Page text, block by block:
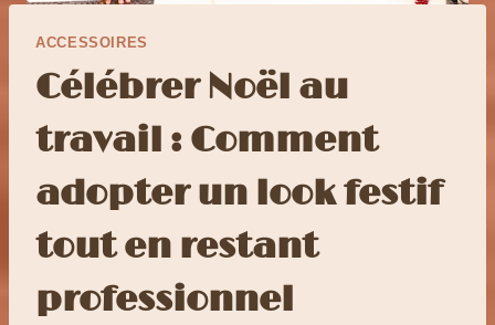
ACCESSOIRES
Célébrer Noël au
travail : Comment
adopter un look festif
tout en restant
professionnel